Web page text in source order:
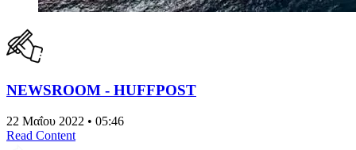
NEWSROOM - HUFFPOST
22 Μαΐου 2022 • 05:46
Read Content